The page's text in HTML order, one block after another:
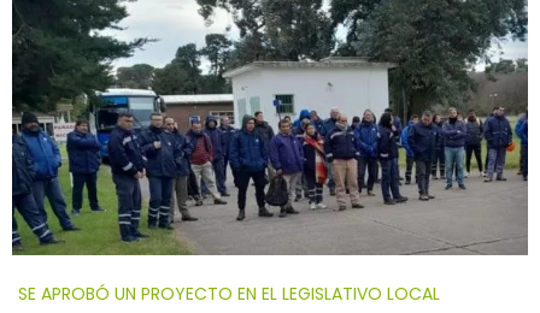
SE APROBÓ UN PROYECTO EN EL LEGISLATIVO LOCAL